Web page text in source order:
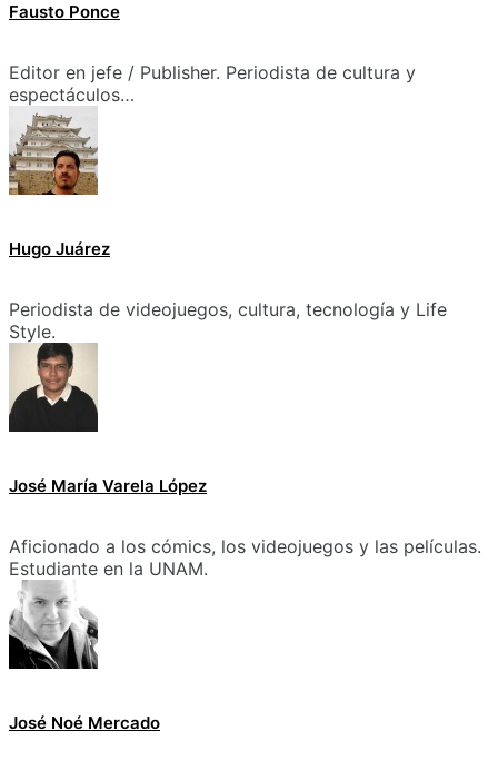
Fausto Ponce
Editor en jefe / Publisher. Periodista de cultura y
espectáculos…
Hugo Juárez
Periodista de videojuegos, cultura, tecnología y Life
Style.
José María Varela López
Aficionado a los cómics, los videojuegos y las películas.
Estudiante en la UNAM.
José Noé Mercado